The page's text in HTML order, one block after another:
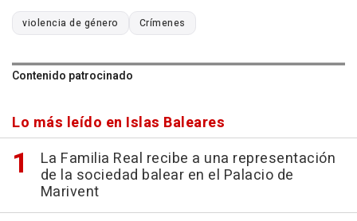
violencia de género Crímenes
Contenido patrocinado
Lo más leído en Islas Baleares
La Familia Real recibe a una representación
de la sociedad balear en el Palacio de
Marivent